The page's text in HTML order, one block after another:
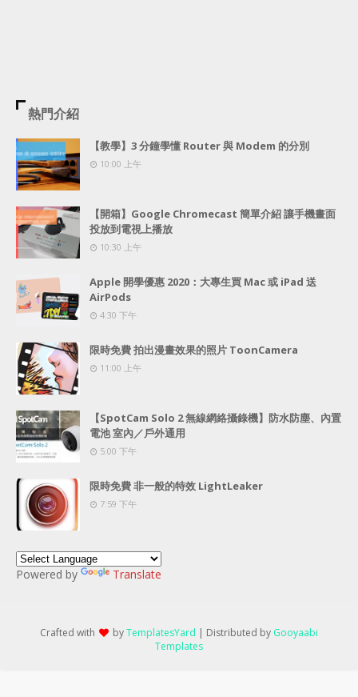
熱門介紹
【教學】3 分鐘學懂 Router 與 Modem 的分別
10:00 上午
【開箱】Google Chromecast 簡單介紹 讓手機畫面
投放到電視上播放
10:30 上午
Apple 開學優惠 2020：大專生買 Mac 或 iPad 送
AirPods
4:30 下午
限時免費 拍出漫畫效果的照片 ToonCamera
11:00 上午
【SpotCam Solo 2 無線網絡攝錄機】防水防塵、內置
電池 室內／戶外通用
5:00 下午
限時免費 非一般的特效 LightLeaker
7:59 下午
Powered by Translate
Crafted with byTemplatesYard | Distributed by Gooyaabi
Templates